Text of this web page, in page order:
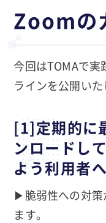
Zoomの
今回はTOMAで
ラインを公開いた
[1]定期的に
ンロードし
よう利用者
▶脆弱性への対策
ます。